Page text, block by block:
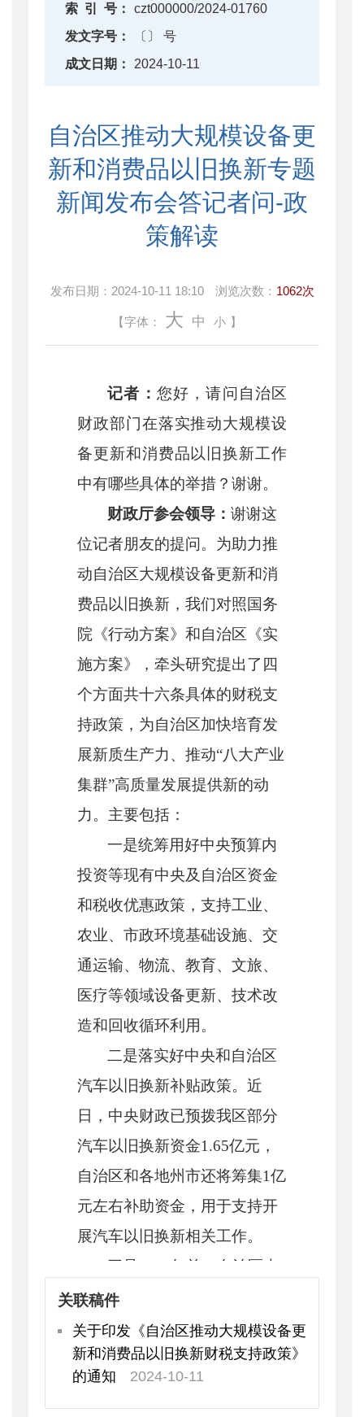
索 引 号：
czt000000/2024-01760
发文字号：
〔〕 号
成文日期：
2024-10-11
自治区推动大规模设备更
新和消费品以旧换新专题
新闻发布会答记者问-政
策解读
发布日期： 2024-10-11 18:10 浏览次数： 1062次
【字体： 大 中 小 】
记者： 您好，请问自治区
财政部门在落实推动大规模设
备更新和消费品以旧换新工作
中有哪些具体的举措？谢谢。
财政厅参会领导：谢谢这
位记者朋友的提问。为助力推
动自治区大规模设备更新和消
费品以旧换新，我们对照国务
院《行动方案》和自治区《实
施方案》，牵头研究提出了四
个方面共十六条具体的财税支
持政策，为自治区加快培育发
展新质生产力、推动“八大产业
集群”高质量发展提供新的动
力。主要包括：
一是统筹用好中央预算内
投资等现有中央及自治区资金
和税收优惠政策，支持工业、
农业、市政环境基础设施、交
通运输、物流、教育、文旅、
医疗等领域设备更新、技术改
造和回收循环利用。
二是落实好中央和自治区
汽车以旧换新补贴政策。近
日，中央财政已预拨我区部分
汽车以旧换新资金1.65亿元，
自治区和各地州市还将筹集1亿
元左右补助资金，用于支持开
展汽车以旧换新相关工作。
三是
2027年前，自治区本
级财政每年发放1亿元家电以旧
换新消费券，其中5000万元用
于购新补贴、5000万元用于以
旧换新补贴，各地州市财政也
关联稿件
关于印发《自治区推动大规模设备更
新和消费品以旧换新财税支持政策》
的通知
2024-10-11